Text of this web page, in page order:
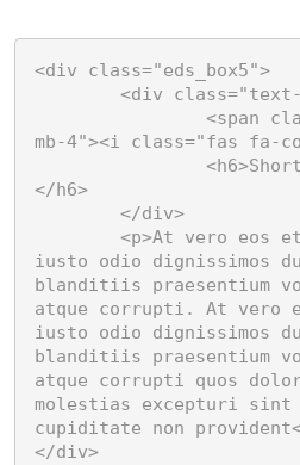
<div class="eds_box5">
mb-4"><i class="fas fa-
</h6>
iusto odio dignissimos
blanditiis praesentium
atque corrupti. At vero
iusto odio dignissimos
blanditiis praesentium
atque corrupti quos
molestias excepturi sint
cupiditate non
</div>